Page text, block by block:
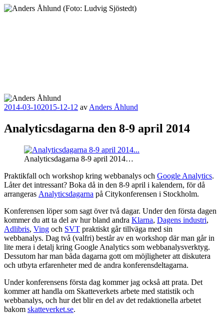
Hoppa
Publicerat
2014-03-102015-12-12 av Anders Åhlund
Analyticsdagarna den 8-9 april 2014
Analyticsdagarna 8-9 april 2014…
Praktikfall och workshop kring webbanalys och Google Analytics.
Låter det intressant? Boka då in den 8-9 april i kalendern, för då
arrangeras Analyticsdagarna på Citykonferensen i Stockholm.
Konferensen löper som sagt över två dagar. Under den första dagen
kommer du att ta del av hur bland andra Klarna, Dagens industri,
Adlibris, Ving och SVT praktiskt går tillväga med sin
webbanalys. Dag två (valfri) består av en workshop där man går in
lite mera i detalj kring Google Analytics som webbanalysverktyg.
Dessutom har man båda dagarna gott om möjligheter att diskutera
och utbyta erfarenheter med de andra konferensdeltagarna.
Under konferensens första dag kommer jag också att prata. Det
kommer att handla om Skatteverkets arbete med statistik och
webbanalys, och hur det blir en del av det redaktionella arbetet
bakom skatteverket.se.